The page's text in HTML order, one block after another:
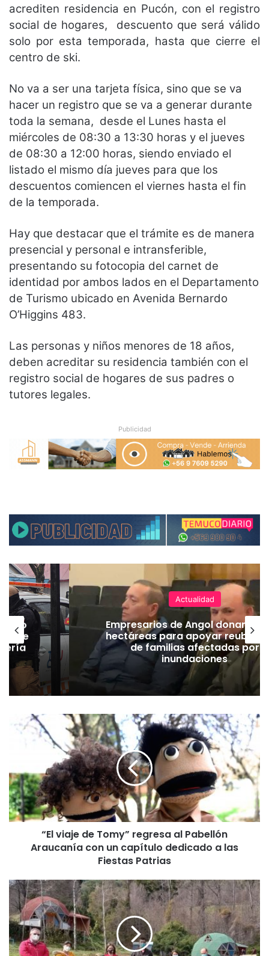
acrediten residencia en Pucón, con el registro
social de hogares, descuento que será válido
solo por esta temporada, hasta que cierre el
centro de ski.
No va a ser una tarjeta física, sino que se va
hacer un registro que se va a generar durante
toda la semana, desde el Lunes hasta el
miércoles de 08:30 a 13:30 horas y el jueves
de 08:30 a 12:00 horas, siendo enviado el
listado el mismo día jueves para que los
descuentos comiencen el viernes hasta el fin
de la temporada.
Hay que destacar que el trámite es de manera
presencial y personal e intransferible,
presentando su fotocopia del carnet de
identidad por ambos lados en el Departamento
de Turismo ubicado en Avenida Bernardo
O’Higgins 483.
Las personas y niños menores de 18 años,
deben acreditar su residencia también con el
registro social de hogares de sus padres o
tutores legales.
Publicidad
de
Actualidad
Empresarios de Angol donan
hectáreas para apoyar
de familias afectadas por
inundaciones
i
a
j
e
d
y
r
e
g
r
“El viaje de Tomy” regresa al Pabellón
Araucanía con un capítulo dedicado a las
Fiestas Patrias
E
n
e
r
g
í